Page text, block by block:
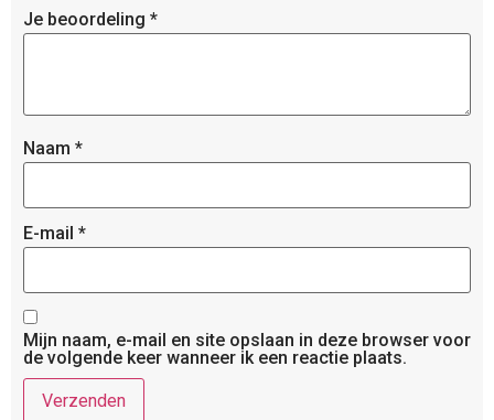
Je beoordeling *
Naam *
E-mail *
Mijn naam, e-mail en site opslaan in deze browser voor
de volgende keer wanneer ik een reactie plaats.